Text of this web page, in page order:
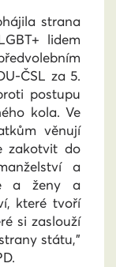
strana
lidem
ČSL za 5.
postupu
kola. Ve
věnují
zakotvit do
a
a ženy a
které tvoří
si zaslouží
státu,”